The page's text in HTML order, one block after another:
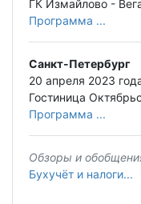
ГК Измайлово -
Программа ...
Санкт-Петербург
20 апреля 2023
Гостиница
Программа ...
Обзоры и
Бухучёт и налоги...